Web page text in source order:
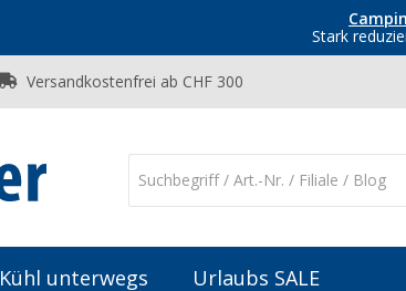
Stark
Versandkostenfrei ab CHF 300
Kühl unterwegs Urlaubs SALE